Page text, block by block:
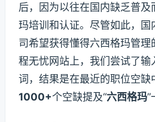
后，因为以往在国内缺乏普
玛培训和认证。尽管如此，国
司希望获得懂得六西格玛管理
程无忧网站上，我们尝试了输
词，结果是在最近的职位空缺
1000+个空缺提及“六西格玛”